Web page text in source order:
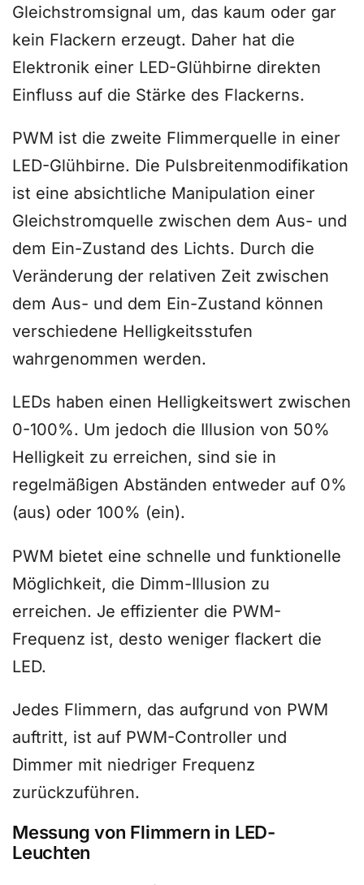
Gleichstromsignal um, das kaum oder gar
kein Flackern erzeugt. Daher hat die
Elektronik einer LED-Glühbirne direkten
Einfluss auf die Stärke des Flackerns.
PWM ist die zweite Flimmerquelle in einer
LED-Glühbirne. Die Pulsbreitenmodifikation
ist eine absichtliche Manipulation einer
Gleichstromquelle zwischen dem Aus- und
dem Ein-Zustand des Lichts. Durch die
Veränderung der relativen Zeit zwischen
dem Aus- und dem Ein-Zustand können
verschiedene Helligkeitsstufen
wahrgenommen werden.
LEDs haben einen Helligkeitswert zwischen
0-100%. Um jedoch die Illusion von 50%
Helligkeit zu erreichen, sind sie in
regelmäßigen Abständen entweder auf 0%
(aus) oder 100% (ein).
PWM bietet eine schnelle und funktionelle
Möglichkeit, die Dimm-Illusion zu
erreichen. Je effizienter die PWM-
Frequenz ist, desto weniger flackert die
LED.
Jedes Flimmern, das aufgrund von PWM
auftritt, ist auf PWM-Controller und
Dimmer mit niedriger Frequenz
zurückzuführen.
Messung von Flimmern in LED-
Leuchten